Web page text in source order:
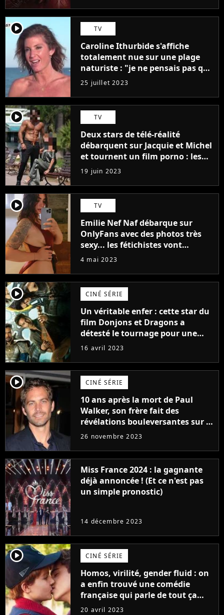
player2 TV
Caroline Ithurbide s'affiche
totalement nue sur une plage
naturiste : "je ne pensais pas que
j'arriverais à le faire..."
25 juillet 2023
player2 TV
Deux stars de télé-réalité
débarquent sur Jacquie et Michel
et tournent un film porno : les
premières images du tournage
(exclu)
19 juin 2023
player2 TV
Emilie Nef Naf débarque sur
OnlyFans avec des photos très
sexy... les fétichistes vont
prendre leur pied !
4 mai 2023
player2 CINÉ SÉRIE
Un véritable enfer : cette star du
film Donjons et Dragons a
détesté le tournage pour une
raison très spéciale
16 avril 2023
player2 CINÉ SÉRIE
10 ans après la mort de Paul
Walker, son frère fait des
révélations bouleversantes sur la
réaction des acteurs de Fast and
26 novembre 2023
Miss France 2024 : la gagnante
déjà annoncée ! (Et ce n'est pas
un simple pronostic)
14 décembre 2023
player2 CINÉ SÉRIE
Homos, virilité, gender fluid : on
a enfin trouvé une comédie
française qui parle de tout ça
sans être super ringarde
20 avril 2023